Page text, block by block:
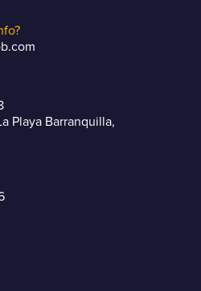
Playa Barranquilla,